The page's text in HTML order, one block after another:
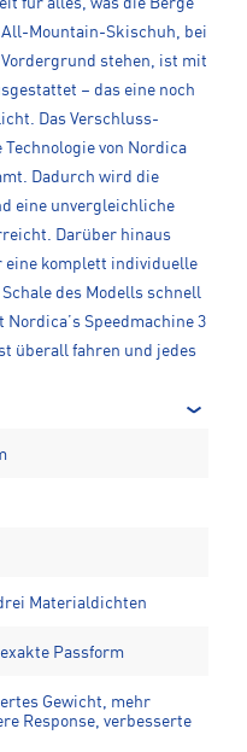
für alles, was die Berge
All-Mountain-Skischuh, bei
stehen, ist mit
– das eine noch
Das Verschluss-
von Nordica
Dadurch wird die
eine unvergleichliche
Darüber hinaus
eine komplett individuelle
des Modells schnell
Speedmachine 3
überall fahren und jedes
Materialdichten
Passform
Gewicht, mehr
Response, verbesserte